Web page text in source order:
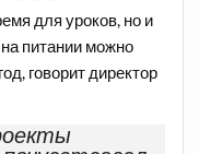
для уроков, но и
питании можно
говорит директор